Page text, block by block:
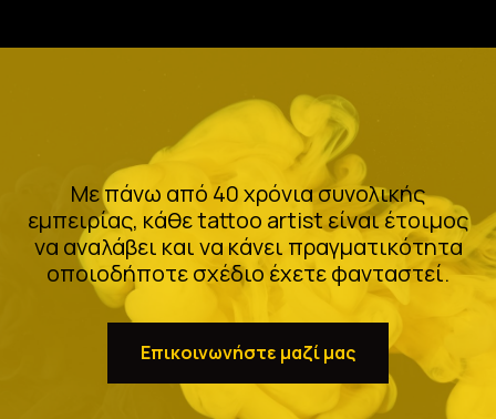
Με πάνω από 40 χρόνια συνολικής
εμπειρίας, κάθε tattoo artist είναι έτοιμος
να αναλάβει και να κάνει πραγματικότητα
οποιοδήποτε σχέδιο έχετε φανταστεί.
Επικοινωνήστε μαζί μας